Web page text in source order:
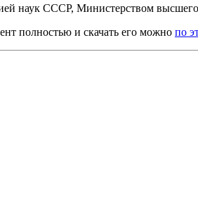
наук СССР, Министерством
полностью и скачать его можно по